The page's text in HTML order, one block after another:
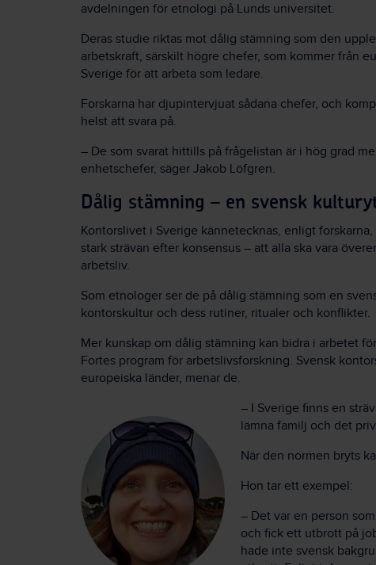
avdelningen för etnologi på Lunds universitet.
Deras studie riktas mot dålig stämning som den
arbetskraft, särskilt högre chefer, som kommer från
Sverige för att arbeta som ledare.
Forskarna har djupintervjuat sådana chefer, och
helst att svara på.
– De som svarat hittills på frågelistan är i hög grad
enhetschefer, säger Jakob Löfgren.
Dålig stämning – en svensk
Kontorslivet i Sverige kännetecknas, enligt
stark strävan efter konsensus – att alla ska vara
arbetsliv.
Som etnologer ser de på dålig stämning som en
kontorskultur och dess rutiner, ritualer och konflikter.
Mer kunskap om dålig stämning kan bidra i arbetet
Fortes program för arbetslivsforskning. Svensk
europeiska länder, menar de.
– I Sverige finns en
lämna familj och det
När den normen bryts
Hon tar ett exempel:
– Det var en person
och fick ett utbrott på
hade inte svensk